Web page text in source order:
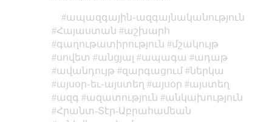
ապազգային֊ազգայնականություն
Հայաստան
աշխարհ
գաղութատիրություն
մշակույթ
սովետ
անցյալ ապագա
ադաթ
ավանդույթ
զարգացում
ներկա
այսօր֊եւ֊այստեղ
այսօր
այստեղ
ազգ
ազատություն
անկախություն
Հրանտ-Տէր-Աբրահամեան